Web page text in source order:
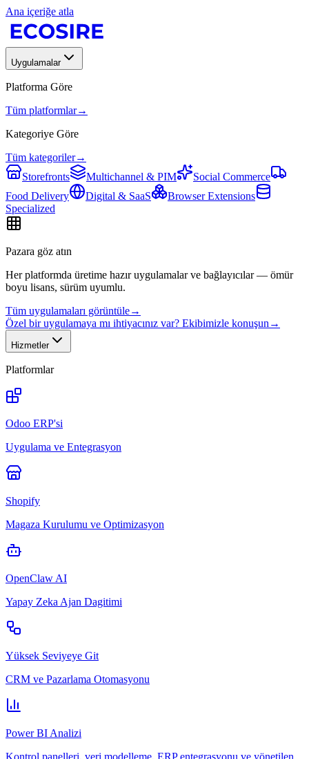
Ana içeriğe atla
Uygulamalar
Platforma Göre
Tüm platformlar→
Kategoriye Göre
Tüm kategoriler→
Storefronts
Multichannel & PIM
Social Commerce
Food Delivery
Digital & SaaS
Browser Extensions
Specialized
Pazara göz atın
Her platformda üretime hazır uygulamalar ve bağlayıcılar — ömür
boyu lisans, sürüm uyumlu.
Tüm uygulamaları görüntüle→
Özel bir uygulamaya mı ihtiyacınız var? Ekibimizle konuşun →
Hizmetler
Platformlar
Odoo ERP'si
Uygulama ve Entegrasyon
Shopify
Magaza Kurulumu ve Optimizasyon
OpenClaw AI
Yapay Zeka Ajan Dagitimi
Yüksek Seviyeye Git
CRM ve Pazarlama Otomasyonu
Power BI Analizi
Kontrol panelleri, veri modelleme, ERP entegrasyonu ve yönetilen